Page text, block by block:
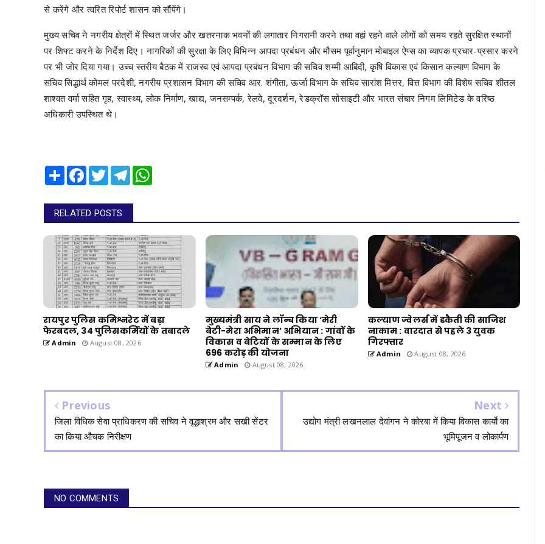
से करेंगे और त्वरित रिपोर्ट शासन को सौंपेंगे।
मुख्य सचिव ने नगरीय क्षेत्रों में स्थित जर्जर और खतरनाक भवनों की लगातार निगरानी करने तथा वहां रहने वाले लोगों को समय रहते सुरक्षित स्थानों
पर शिफ्ट करने के निर्देश दिए। नागरिकों की सुरक्षा के लिए विभिन्न आपदा प्रबंधन और मौसम पूर्वानुमान मोबाइल ऐप्स का व्यापक प्रचार-प्रसार करने
पर भी जोर दिया गया। उच्च स्तरीय बैठक में राजस्व एवं आपदा प्रबंधन विभाग की सचिव शम्मी आबिदी, कृषि विकास एवं किसान कल्याण विभाग के
सचिव सिद्धार्थ कोमल परदेशी, नगरीय प्रशासन विभाग की सचिव आर. शंगीता, ऊर्जा विभाग के सचिव सारांश मित्तर, वित्त विभाग की विशेष सचिव शीतल
शाश्वत वर्मा सहित गृह, स्वास्थ्य, लोक निर्माण, खाद्य, जनसम्पर्क, रेलवे, दूरदर्शन, रेडक्रॉस सोसाइटी और भारत संचार निगम लिमिटेड के वरिष्ठ
अधिकारी उपस्थित थे।
Share Facebook
TwitterTelegram
RELATED POSTS
रायपुर पुलिस कमिश्नरेट में बड़ा
फेरबदल, 34 पुलिसकर्मियों के तबादले
Admin August 08, 2026
मुख्यमंत्री साय ने लॉन्च किया ‘मेरी
बेटी-मेरा अभिमान’ अभियान : गांवों के
विकास व बेटियों के सम्मान के लिए
696 करोड़ की योजना
Admin August 08, 2026
कल्याण ज्वेलर्स में डकैती की साजिश
नाकाम : वारदात से पहले 3 युवक
गिरफ्तार
Admin August 08, 2026
Previous
जिला विधिक सेवा प्राधिकरण की सचिव ने वृद्धाश्रम और सखी सेंटर
का किया औचक निरीक्षण
Next
उद्योग मंत्री लखनलाल देवांगन ने कोरबा में किया विकास कार्याे का
भूमिपूजन व लोकार्पण
NO COMMENTS